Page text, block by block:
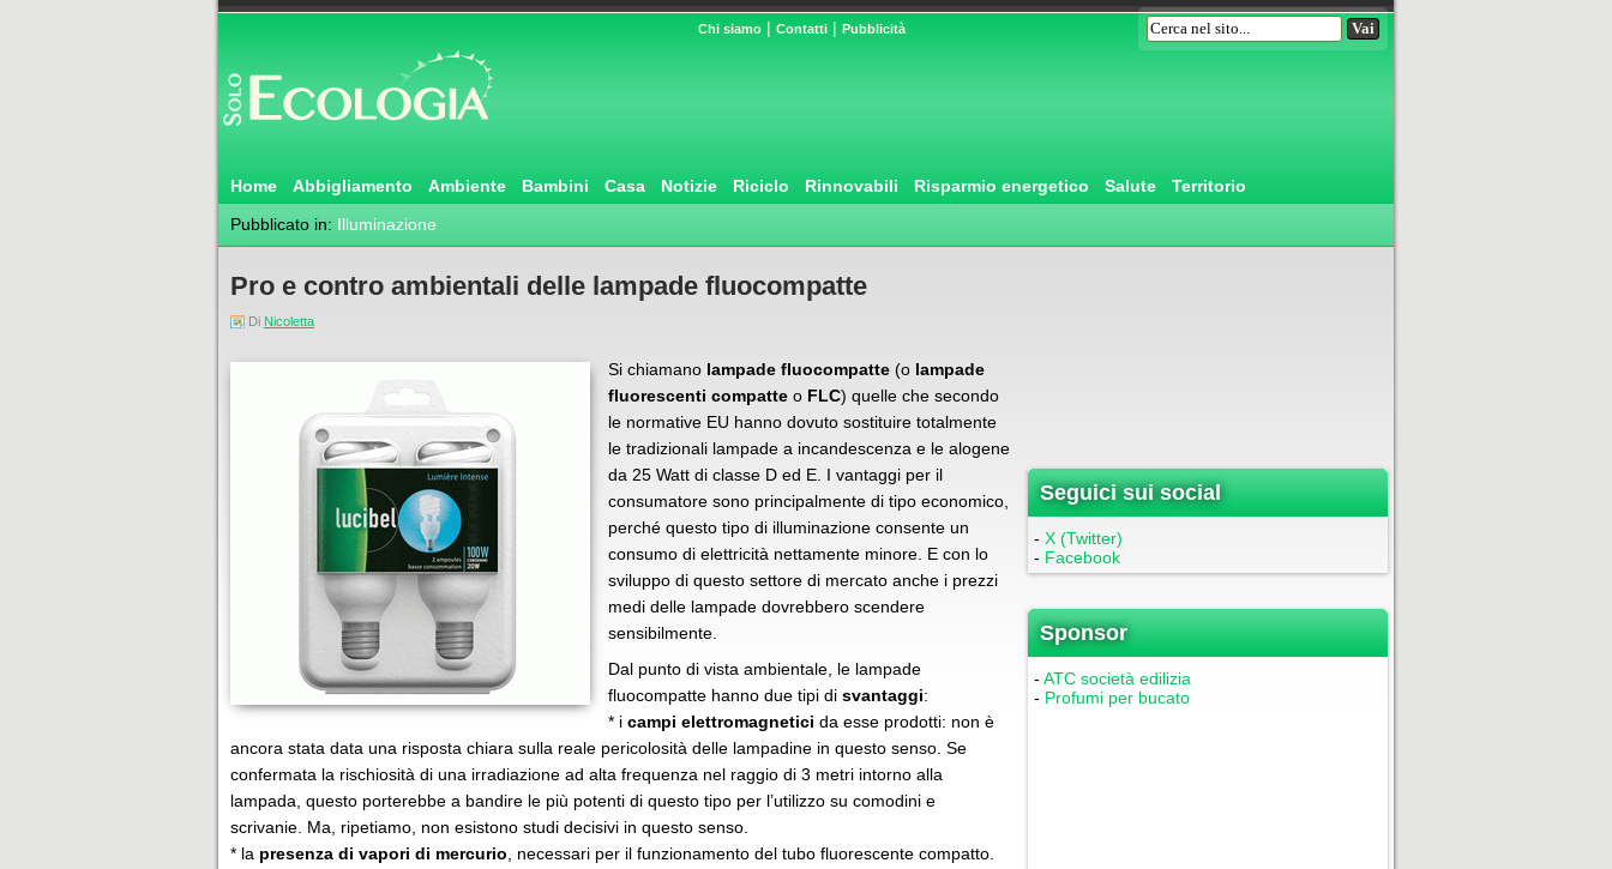
Chi siamo | Contatti | Pubblicità
Home Abbigliamento Ambiente Bambini Casa Notizie Riciclo Rinnovabili Risparmio energetico Salute
Territorio
Pubblicato in: Illuminazione
Pro e contro ambientali delle lampade fluocompatte
Di Nicoletta
Si chiamano lampade fluocompatte (o lampade
fluorescenti compatte o FLC) quelle che secondo
le normative EU hanno dovuto sostituire totalmente
le tradizionali lampade a incandescenza e le alogene
da 25 Watt di classe D ed E. I vantaggi per il
consumatore sono principalmente di tipo economico,
perché questo tipo di illuminazione consente un
consumo di elettricità nettamente minore. E con lo
sviluppo di questo settore di mercato anche i prezzi
medi delle lampade dovrebbero scendere
sensibilmente.
Dal punto di vista ambientale, le lampade
fluocompatte hanno due tipi di svantaggi:
* i campi elettromagnetici da esse prodotti: non è
ancora stata data una risposta chiara sulla reale pericolosità delle lampadine in questo senso. Se
confermata la rischiosità di una irradiazione ad alta frequenza nel raggio di 3 metri intorno alla
lampada, questo porterebbe a bandire le più potenti di questo tipo per l’utilizzo su comodini e
scrivanie. Ma, ripetiamo, non esistono studi decisivi in questo senso.
* la presenza di vapori di mercurio , necessari per il funzionamento del tubo fluorescente compatto.
Seguici sui social
- X (Twitter)
- Facebook
Sponsor
- ATC società edilizia
- Profumi per bucato